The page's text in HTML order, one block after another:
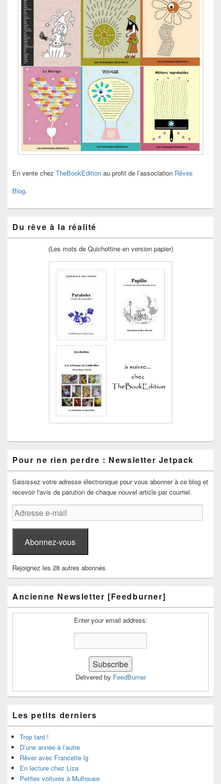
En vente chez TheBookEdition au profit de l’association Rêves
Blog.
Du rêve à la réalité
(Les mots de Quichottine en version papier)
Pour ne rien perdre : Newsletter Jetpack
Saisissez votre adresse électronique pour vous abonner à ce blog et
recevoir l'avis de parution de chaque nouvel article par courriel.
Adresse
e-
mail
Abonnez-vous
Rejoignez les 28 autres abonnés
Ancienne Newsletter [Feedburner]
Enter your email address:
Delivered by FeedBurner
Les petits derniers
Trop tard !
D’une année à l’autre
Rêver avec Francette lg
En lecture chez Liza
Petites voitures à Mulhouse